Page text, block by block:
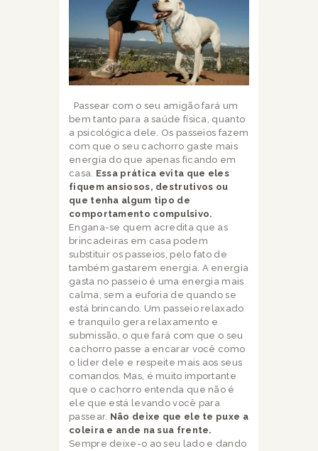
Passear com o seu amigão fará um
bem tanto para a saúde física, quanto
a psicológica dele. Os passeios fazem
com que o seu cachorro gaste mais
energia do que apenas ficando em
casa. Essa prática evita que eles
fiquem ansiosos, destrutivos ou
que tenha algum tipo de
comportamento compulsivo.
Engana-se quem acredita que as
brincadeiras em casa podem
substituir os passeios, pelo fato de
também gastarem energia. A energia
gasta no passeio é uma energia mais
calma, sem a euforia de quando se
está brincando. Um passeio relaxado
e tranquilo gera relaxamento e
submissão, o que fará com que o seu
cachorro passe a encarar você como
o líder dele e respeite mais aos seus
comandos. Mas, é muito importante
que o cachorro entenda que não é
ele que está levando você para
passear. Não deixe que ele te puxe a
coleira e ande na sua frente.
Sempre deixe-o ao seu lado e dando